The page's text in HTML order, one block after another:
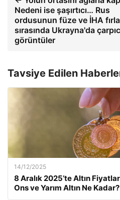
Nedeni ise şaşırtıcı… Rus
ordusunun füze ve İHA
sırasında Ukrayna'da
görüntüler
Tavsiye Edilen
14/12/2025
8 Aralık 2025’te Altın
Ons ve Yarım Altın Ne Kadar?